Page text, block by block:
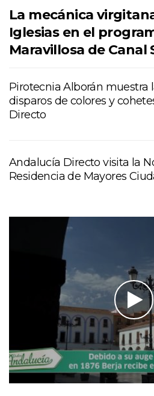
La mecánica
Iglesias en el
Maravillosa de Canal
Pirotecnia Alborán muestra
disparos de colores y
Directo
Andalucía Directo visita la
Residencia de Mayores